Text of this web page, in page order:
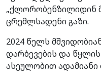
„ქლორობენზილიდინ
ცრემლსადენი გაზი.
2024 წელს
დარბევების და
ასეულობით ადამიანი